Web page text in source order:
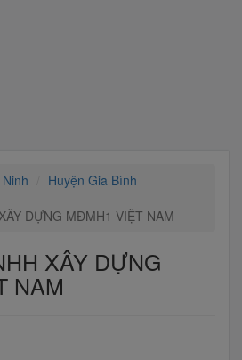
Huyện Gia Bình
DỰNG MĐMH1 VIỆT NAM
XÂY DỰNG
NAM